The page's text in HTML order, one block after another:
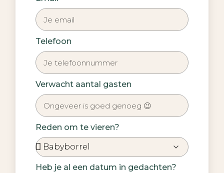
Telefoon
Verwacht aantal gasten
Reden om te vieren?
Heb je al een datum in gedachten?